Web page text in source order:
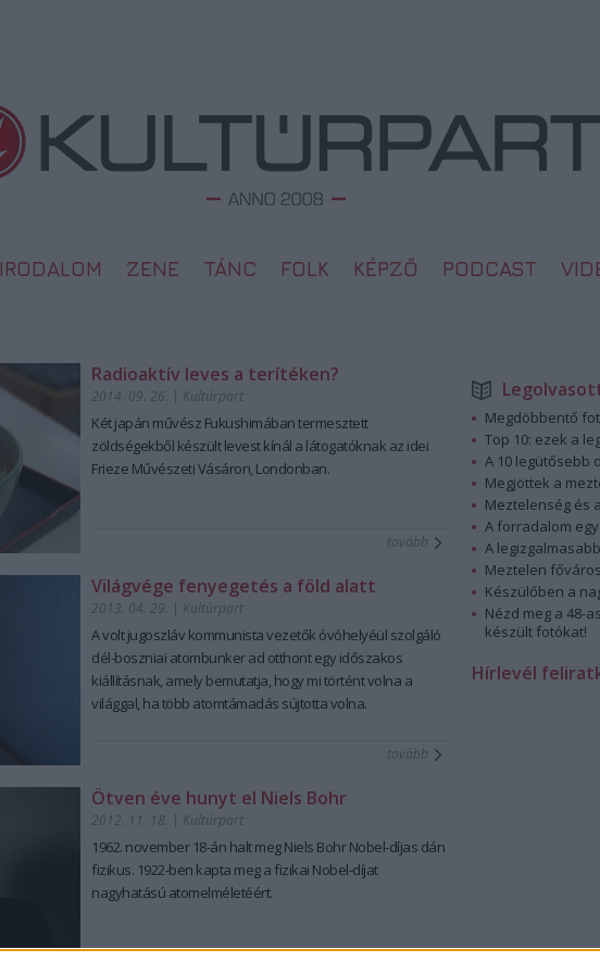
IRODALOM ZENE TÁNC FOLK KÉPZŐ PODCAST
Radioaktív leves a terítéken?
2014. 09. 26. | Kultúrpart
Két japán művész Fukushimában termesztett
zöldségekből készült levest kínál a látogatóknak az idei
Frieze Művészeti Vásáron, Londonban.
tovább
Világvége fenyegetés a föld alatt
2013. 04. 29. | Kultúrpart
A volt jugoszláv kommunista vezetők óvóhelyéül szolgáló
dél-boszniai atombunkerad otthont egy időszakos
kiállításnak, amely bemutatja, hogy mi történt volna a
világgal, ha több atomtámadás sújtotta volna.
tovább
Ötven éve hunyt el Niels Bohr
2012. 11. 18. | Kultúrpart
1962. november 18-án halt meg Niels Bohr Nobel-díjas dán
fizikus. 1922-ben kapta meg a fizikai Nobel-díjat
nagyhatású atomelméletéért.
Megdöbbentő
Top 10: ezek a
A 10 legütősebb
Megjöttek a
Meztelenség és
A forradalom
A
Meztelen
Készülőben a
Nézd meg a 48-
készült fotókat!
Hírlevél